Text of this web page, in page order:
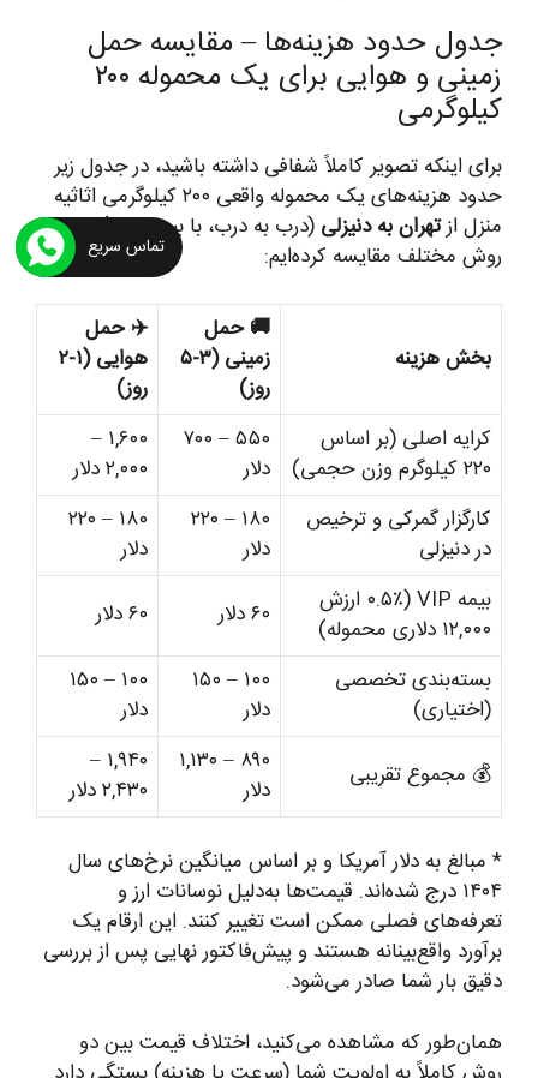
جدول حدود هزینه‌ها – مقایسه حمل
زمینی و هوایی برای یک محموله ۲۰۰
کیلوگرمی
برای اینکه تصویر کاملاً شفافی داشته باشید، در جدول زیر
حدود هزینه‌های یک محموله واقعی ۲۰۰ کیلوگرمی اثاثیه
منزل ازتهران به دنیزلی
(درب به درب، با بیمه VIP) را با دو
روش مختلف مقایسه کرده‌ایم:
بخش هزینه
🚚 حمل
زمینی (۳-۵
روز)
✈️ حمل
هوایی (۱-۲
روز)
کرایه اصلی (بر اساس
۲۲۰ کیلوگرم وزن حجمی)
۵۵۰ – ۷۰۰
دلار
۱,۶۰۰ –
۲,۰۰۰ دلار
کارگزار گمرکی و ترخیص
در دنیزلی
۱۸۰ – ۲۲۰
دلار
۱۸۰ – ۲۲۰
دلار
بیمه VIP (۰.۵٪ ارزش
۱۲,۰۰۰ دلاری محموله)
۶۰ دلار
۶۰ دلار
بسته‌بندی تخصصی
(اختیاری)
۱۰۰ – ۱۵۰
دلار
۱۰۰ – ۱۵۰
دلار
💰 مجموع تقریبی
۸۹۰ – ۱,۱۳۰
دلار
۱,۹۴۰ –
۲,۴۳۰ دلار
* مبالغ به دلار آمریکا و بر اساس میانگین نرخ‌های سال
۱۴۰۴ درج شده‌اند. قیمت‌ها به‌دلیل نوسانات ارز و
تعرفه‌های فصلی ممکن است تغییر کنند. این ارقام یک
برآورد واقع‌بینانه هستند و پیش‌فاکتور نهایی پس از بررسی
دقیق بار شما صادر می‌شود.
همان‌طور که مشاهده می‌کنید، اختلاف قیمت بین دو
تماس سریع